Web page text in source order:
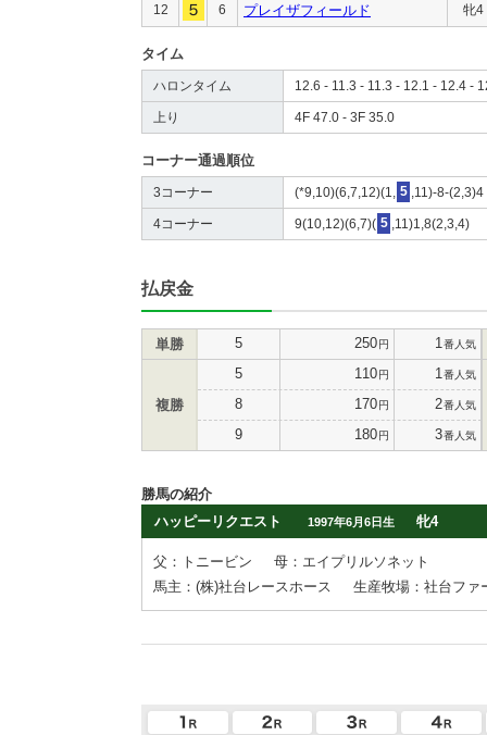
12 6 プレイザフィールド 牝4
タイム
ハロンタイム 12.6 - 11.3 - 11.3 - 12.1 - 12.4 -
上り 4F 47.0 - 3F 35.0
コーナー通過順位
3コーナー (*9,10)(6,7,12)(1, 5 ,11)-8-(2,3)4
4コーナー 9(10,12)(6,7)( 5 ,11)1,8(2,3,4)
払戻金
単勝 5 250円 1 番人気
複勝
5 110円 1 番人気
8 170円 2番人気
9 180円 3番人気
勝馬の紹介
ハッピーリクエスト
1997年6月6日生 牝4
父：トニービン
母：エイプリルソネット
馬主：(株)社台レースホース
生産牧場：社台ファ